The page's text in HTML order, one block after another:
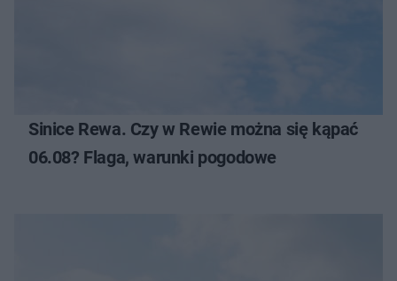
Sinice Rewa. Czy w Rewie można się kąpać
06.08? Flaga, warunki pogodowe